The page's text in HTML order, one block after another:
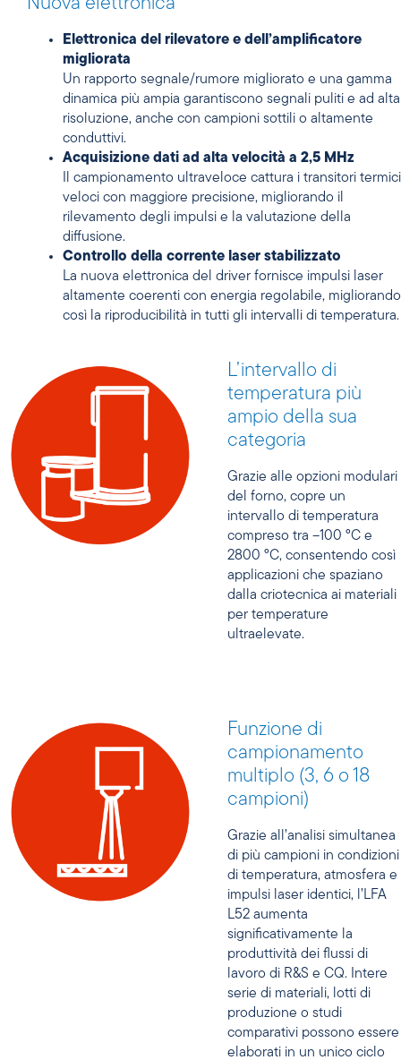
Nuova elettronica
Elettronica del rilevatore e dell’amplificatore
migliorata
Un rapporto segnale/rumore migliorato e una gamma
dinamica più ampia garantiscono segnali puliti e ad alta
risoluzione, anche con campioni sottili o altamente
conduttivi.
Acquisizione dati ad alta velocità a 2,5 MHz
Il campionamento ultraveloce cattura i transitori termici
veloci con maggiore precisione, migliorando il
rilevamento degli impulsi e la valutazione della
diffusione.
Controllo della corrente laser stabilizzato
La nuova elettronica del driver fornisce impulsi laser
altamente coerenti con energia regolabile, migliorando
così la riproducibilità in tutti gli intervalli di temperatura.
L’intervallo di
temperatura più
ampio della sua
categoria
Grazie alle opzioni modulari
del forno, copre un
intervallo di temperatura
compreso tra –100 °C e
2800 °C, consentendo così
applicazioni che spaziano
dalla criotecnica ai materiali
per temperature
ultraelevate.
Funzione di
campionamento
multiplo (3, 6 o 18
campioni)
Grazie all’analisi simultanea
di più campioni in condizioni
di temperatura, atmosfera e
impulsi laser identici, l’LFA
L52 aumenta
significativamente la
produttività dei flussi di
lavoro di R&S e CQ. Intere
serie di materiali, lotti di
produzione o studi
comparativi possono essere
elaborati in un unico ciclo